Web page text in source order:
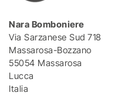
Nara Bomboniere
Via Sarzanese Sud 718
Massarosa-Bozzano
55054 Massarosa
Lucca
Italia